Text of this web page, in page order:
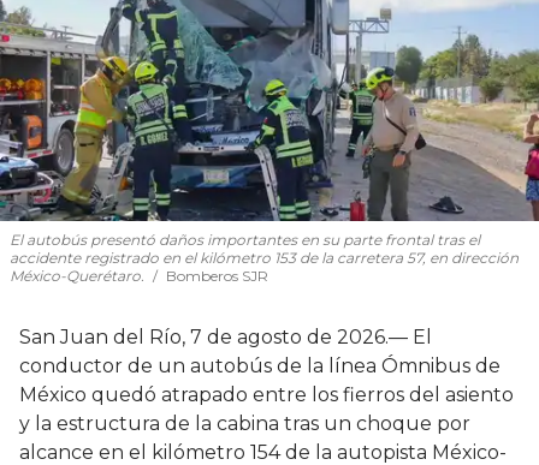
El autobús presentó daños importantes en su parte frontal tras el
accidente registrado en el kilómetro 153 de la carretera 57, en dirección
México-Querétaro.
Bomberos SJR
San Juan del Río, 7 de agosto de 2026.— El
conductor de un autobús de la línea Ómnibus de
México quedó atrapado entre los fierros del asiento
y la estructura de la cabina tras un choque por
alcance en el kilómetro 154 de la autopista México-